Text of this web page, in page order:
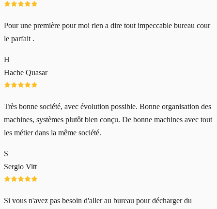
Pour une première pour moi rien a dire tout impeccable bureau cour
le parfait .
H
Hache Quasar
Très bonne société, avec évolution possible. Bonne organisation des
machines, systèmes plutôt bien conçu. De bonne machines avec tout
les métier dans la même société.
S
Sergio Vitt
Si vous n'avez pas besoin d'aller au bureau pour décharger du